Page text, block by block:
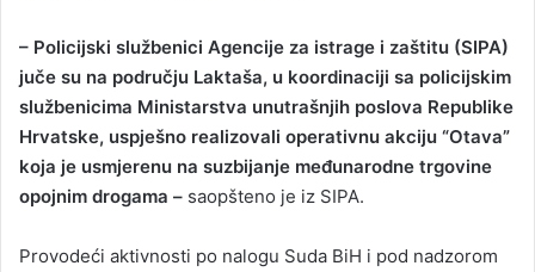
– Policijski službenici Agencije za istrage i zaštitu (SIPA)
juče su na području Laktaša, u koordinaciji sa policijskim
službenicima Ministarstva unutrašnjih poslova Republike
Hrvatske, uspješno realizovali operativnu akciju “Otava”
koja je usmjerenu na suzbijanje međunarodne trgovine
opojnim drogama – saopšteno je iz SIPA.
Provodeći aktivnosti po nalogu Suda BiH i pod nadzorom